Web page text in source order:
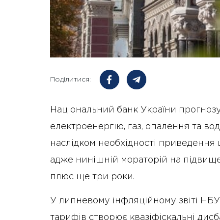
Поділитися:
Національний банк України
електроенергію, газ, опалення та
наслідком необхідності приведення
адже нинішній мораторій на
плюс ще три роки.
У липневому інфляційному звіті
тарифів створює квазіфіскальні